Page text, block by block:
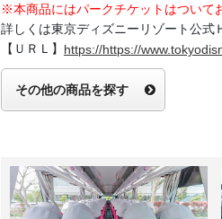
※本商品にはパークチケットはついて
詳しくは東京ディズニーリゾート公式
【ＵＲＬ】 https://https://
その他の商品を探す